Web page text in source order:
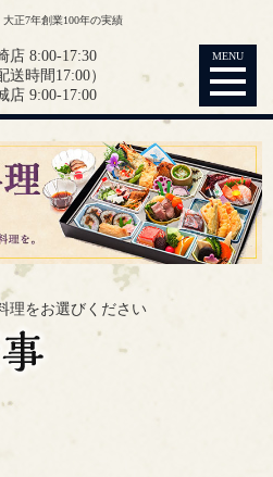
正7年創業100年の実績
店 8:00-17:30
送時間17:00）
店 9:00-17:00
MENU
理をお選びください